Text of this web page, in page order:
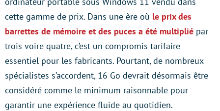
cette gamme de prix. Dans une ère où le prix des
barrettes de mémoire et des puces a été multiplié par
trois voire quatre, c’est un compromis tarifaire
essentiel pour les fabricants. Pourtant, de nombreux
spécialistes s’accordent, 16 Go devrait désormais être
considéré comme le minimum raisonnable pour
garantir une expérience fluide au quotidien.